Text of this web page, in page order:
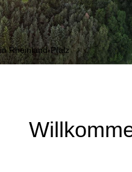
Rheinland-Pfalz